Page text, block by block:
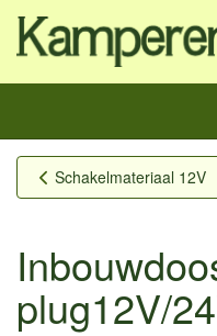
Schakelmateriaal 12V
plug12V/